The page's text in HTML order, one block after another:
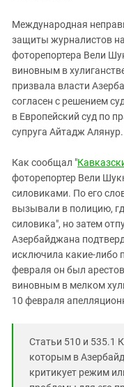
Северная Осетия -
СКФО
Ставропольский край
Чечня
Южная Осетия
ЮФО
Международная
защиты журналистов
фоторепортера Вели
виновным в
призвала власти
согласен с решением
в Европейский суд по
супруга Айтадж Алянур.
Как сообщал "
фоторепортер Вели
силовиками. По его
вызывали в полицию,
силовика", но затем
Азербайджана
исключила какие-либо
февраля он был
виновным в мелком
10 февраля
Статьи 510 и 535.1
которым в
критикует режим